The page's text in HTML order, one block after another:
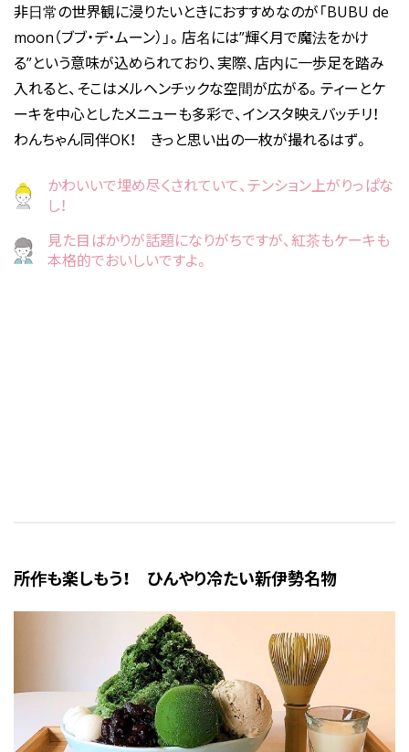
非日常の世界観に浸りたいときにおすすめなのが「BUBU de
moon（ブブ・デ・ムーン）」。店名には”輝く月で魔法をかけ
る”という意味が込められており、実際、店内に一歩足を踏み
入れると、そこはメルヘンチックな空間が広がる。ティーとケ
ーキを中心としたメニューも多彩で、インスタ映えバッチリ！
わんちゃん同伴OK！ きっと思い出の一枚が撮れるはず。
かわいいで埋め尽くされていて、テンション上がりっぱな
し！
見た目ばかりが話題になりがちですが、紅茶もケーキも
本格的でおいしいですよ。
所作も楽しもう！ ひんやり冷たい新伊勢名物